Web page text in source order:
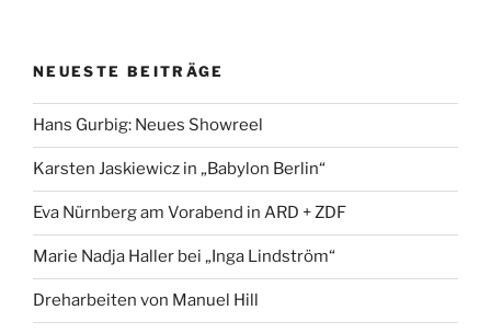
NEUESTE BEITRÄGE
Hans Gurbig: Neues Showreel
Karsten Jaskiewicz in „Babylon Berlin“
Eva Nürnberg am Vorabend in ARD + ZDF
Marie Nadja Haller bei „Inga Lindström“
Dreharbeiten von Manuel Hill